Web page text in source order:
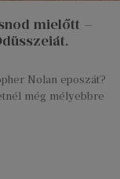
mielőtt –
Nolan eposzát?
még mélyebbre